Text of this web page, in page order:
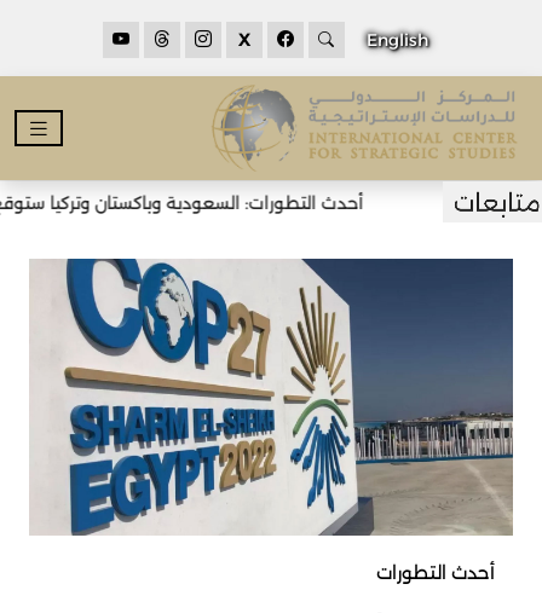
English
X
أحدث التطورات: السعودية وباكستان وتركيا
أحدث التطورات